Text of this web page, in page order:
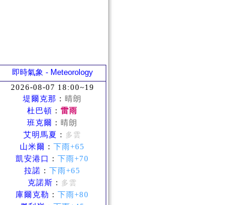
即時氣象 - Meteorology
2026-08-07 18:00~19
堤爾克那 ： 晴朗
杜巴頓 ： 雷雨
班克爾 ： 晴朗
艾明馬夏 ： 多雲
山米爾 ： 下雨+65
凱安港口 ： 下雨+70
拉諾 ： 下雨+65
克諾斯 ： 多雲
庫爾克勒 ： 下雨+80